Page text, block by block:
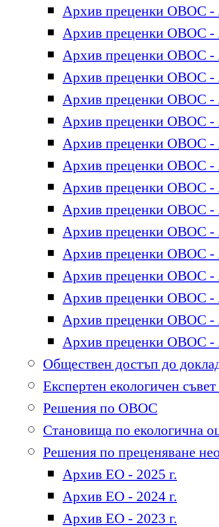
Архив преценки ОВОС -
Архив преценки ОВОС -
Архив преценки ОВОС -
Архив преценки ОВОС -
Архив преценки ОВОС -
Архив преценки ОВОС -
Архив преценки ОВОС -
Архив преценки ОВОС -
Архив преценки ОВОС -
Архив преценки ОВОС -
Архив преценки ОВОС -
Архив преценки ОВОС -
Архив преценки ОВОС -
Архив преценки ОВОС -
Архив преценки ОВОС -
Архив преценки ОВОС -
Обществен достъп до
Експертен екологичен
Решения по ОВОС
Становища по екологична
Решения по преценяване
Архив ЕО - 2025 г.
Архив ЕО - 2024 г.
Архив ЕО - 2023 г.